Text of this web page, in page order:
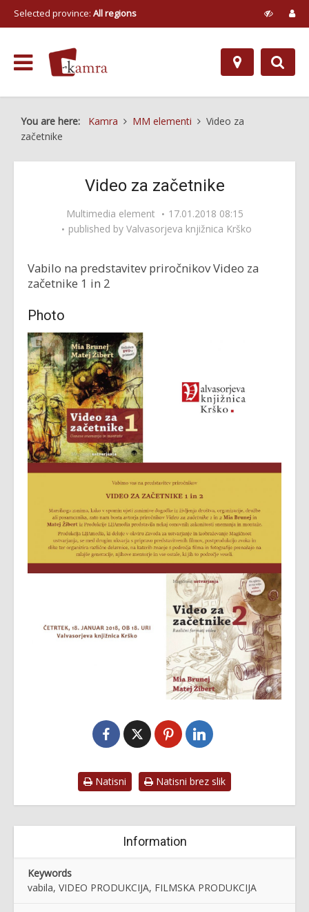
Selected province: All regions
You are here: Kamra MM elementi
Video za
začetnike
Video za začetnike
Multimedia element
17.01.2018 08:15
published by Valvasorjeva knjižnica Krško
Vabilo na predstavitev priročnikov Video za
začetnike 1 in 2
Photo
Natisni Natisni brez slik
Information
Keywords
vabila, VIDEO PRODUKCIJA, FILMSKA PRODUKCIJA